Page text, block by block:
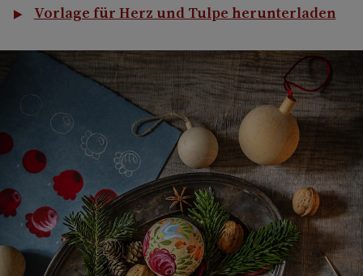
Vorlage für Herz und Tulpe herunterladen